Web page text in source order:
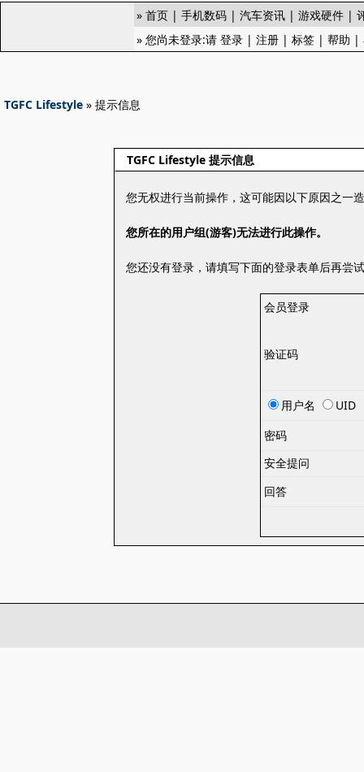
» 首页 | 手机数码 | 汽车资讯 | 游戏硬件 |
» 您尚未登录:请 登录 | 注册 | 标签 | 帮助 |
TGFC Lifestyle » 提示信息
TGFC Lifestyle 提示信息
您无权进行当前操作，这可能因以下原因之一
您所在的用户组(游客)无法进行此操作。
您还没有登录，请填写下面的登录表单后再尝
会员登录
验证码
用户名
UID
密码
安全提问
回答